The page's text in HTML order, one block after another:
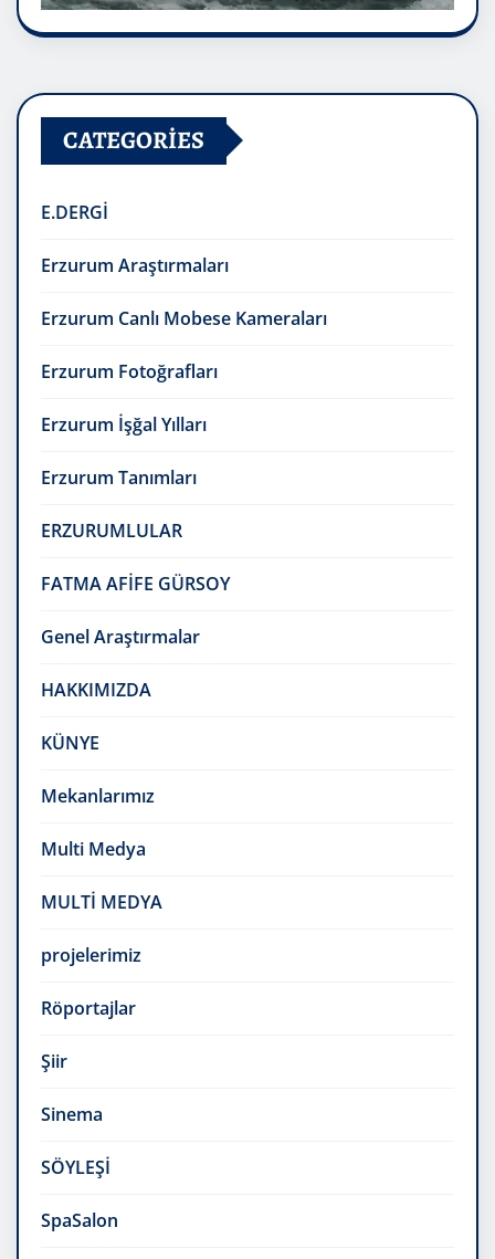
CATEGORIES
E.DERGİ
Erzurum Araştırmaları
Erzurum Canlı Mobese Kameraları
Erzurum Fotoğrafları
Erzurum İşğal Yılları
Erzurum Tanımları
ERZURUMLULAR
FATMA AFİFE GÜRSOY
Genel Araştırmalar
HAKKIMIZDA
KÜNYE
Mekanlarımız
Multi Medya
MULTİ MEDYA
projelerimiz
Röportajlar
Şiir
Sinema
SÖYLEŞİ
SpaSalon